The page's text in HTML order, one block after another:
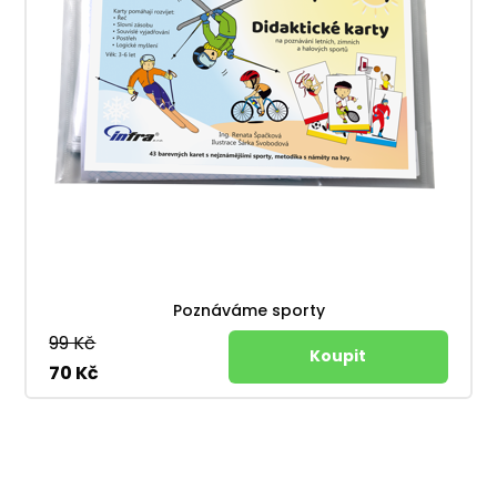
Poznáváme sporty
99 Kč
70 Kč